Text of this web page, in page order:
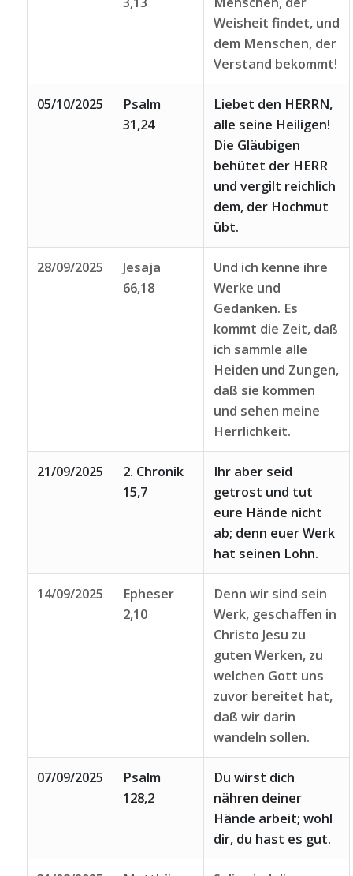
Weisheit findet, und
dem Menschen, der
Verstand bekommt!
05/10/2025
Psalm
31,24
Liebet den HERRN,
alle seine Heiligen!
Die Gläubigen
behütet der HERR
und vergilt reichlich
dem, der Hochmut
übt.
28/09/2025
Jesaja
66,18
Und ich kenne ihre
Werke und
Gedanken. Es
kommt die Zeit, daß
ich sammle alle
Heiden und Zungen,
daß sie kommen
und sehen meine
Herrlichkeit.
21/09/2025
2. Chronik
15,7
Ihr aber seid
getrost und tut
eure Hände nicht
ab; denn euer Werk
hat seinen Lohn.
14/09/2025
Epheser
2,10
Denn wir sind sein
Werk, geschaffen in
Christo Jesu zu
guten Werken, zu
welchen Gott uns
zuvor bereitet hat,
daß wir darin
wandeln sollen.
07/09/2025
Psalm
128,2
Du wirst dich
nähren deiner
Hände arbeit; wohl
dir, du hast es gut.